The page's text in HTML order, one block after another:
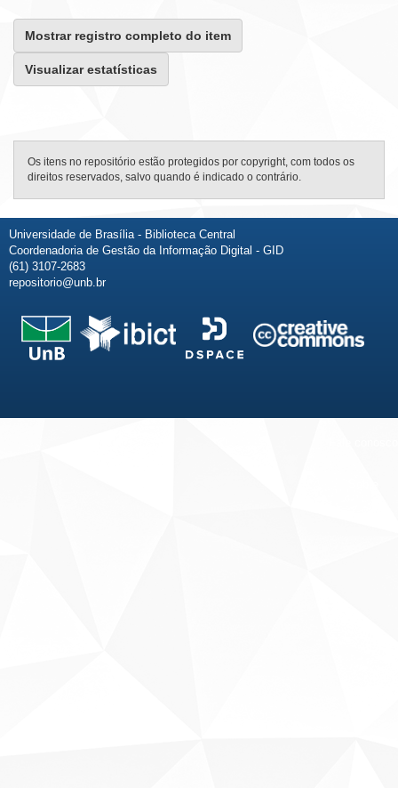
Mostrar registro completo do item
Visualizar estatísticas
Os itens no repositório estão protegidos por copyright, com todos os
direitos reservados, salvo quando é indicado o contrário.
Universidade de Brasília - Biblioteca Central
Coordenadoria de Gestão da Informação Digital - GID
(61) 3107-2683
repositorio@unb.br